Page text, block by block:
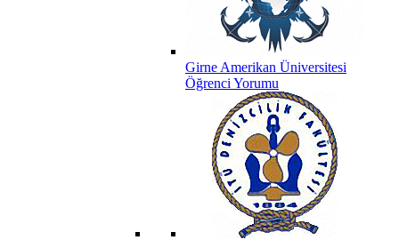
Girne Amerikan Üniversitesi
Öğrenci Yorumu